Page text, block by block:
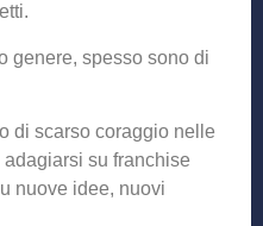
genere, spesso sono di
di scarso coraggio nelle
su franchise
nuove idee, nuovi